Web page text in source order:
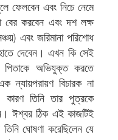
ফেলবেন এবং নিচে নেমে
বের করবেন এবং দশ লক্ষ
এবং জরিমানা পরিশোধ
দেবেন। এখন কি সেই
পিতাকে অভিযুক্ত করতে
বিচারক না
কারণ তিনি তার পুত্রকে
ঈশ্বর ঠিক এই কাজটিই
ঘোষণা করেছিলেন যে